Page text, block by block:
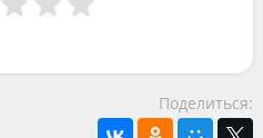
Поделиться: